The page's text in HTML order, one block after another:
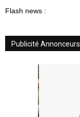
Flash news :
Publicité Annonceurs